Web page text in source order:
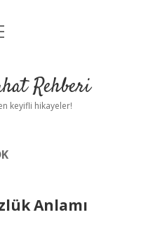
Rehberi
keyifli hikayeler!
Anlamı